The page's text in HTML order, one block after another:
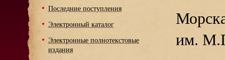
Последние поступления
Электронный каталог
Электронные полнотекстовые
издания
им.